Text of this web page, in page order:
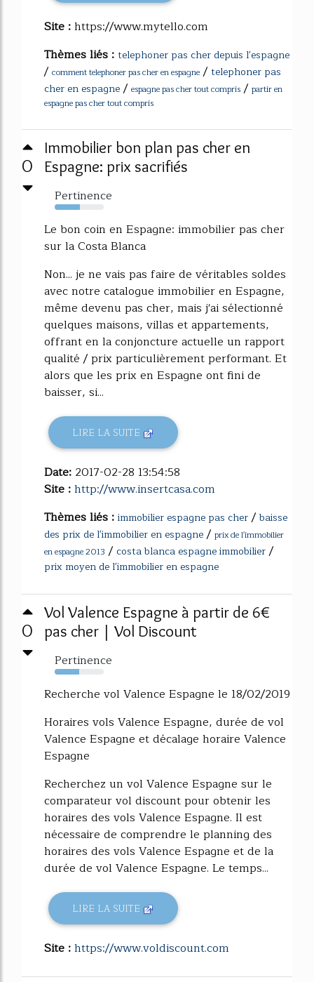
Site :https://www.mytello.com
Thèmes liés : telephoner pas cher depuis l'espagne
/ comment telephoner pas cher en espagne / telephoner pas
cher en espagne/ espagne pas cher tout compris / partir en
espagne pas cher tout compris
0
Immobilier bon plan pas cher en
Espagne: prix sacrifiés
Pertinence
51%
Le bon coin en Espagne: immobilier pas cher
sur la Costa Blanca
Non... je ne vais pas faire de véritables soldes
avec notre catalogue immobilier en Espagne,
même devenu pas cher, mais j'ai sélectionné
quelques maisons, villas et appartements,
offrant en la conjoncture actuelle un rapport
qualité / prix particulièrement performant. Et
alors que les prix en Espagne ont fini de
baisser, si...
LIRE LA SUITE
Date: 2017-02-28 13:54:58
Site :http://www.insertcasa.com
Thèmes liés : immobilier espagne pas cher/ baisse
des prix de l'immobilier en espagne/ prix de l'immobilier
en espagne 2013 / costa blanca espagne immobilier/
prix moyen de l'immobilier en espagne
0
Vol Valence Espagne à partir de 6€
pas cher | Vol Discount
Pertinence
50%
Recherche vol Valence Espagne le 18/02/2019
Horaires vols Valence Espagne, durée de vol
Valence Espagne et décalage horaire Valence
Espagne
Recherchez un vol Valence Espagne sur le
comparateur vol discount pour obtenir les
horaires des vols Valence Espagne. Il est
nécessaire de comprendre le planning des
horaires des vols Valence Espagne et de la
durée de vol Valence Espagne. Le temps...
LIRE LA SUITE
Site :https://www.voldiscount.com